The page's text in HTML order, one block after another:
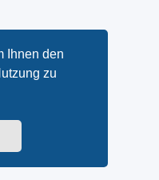
Ihnen den
zu